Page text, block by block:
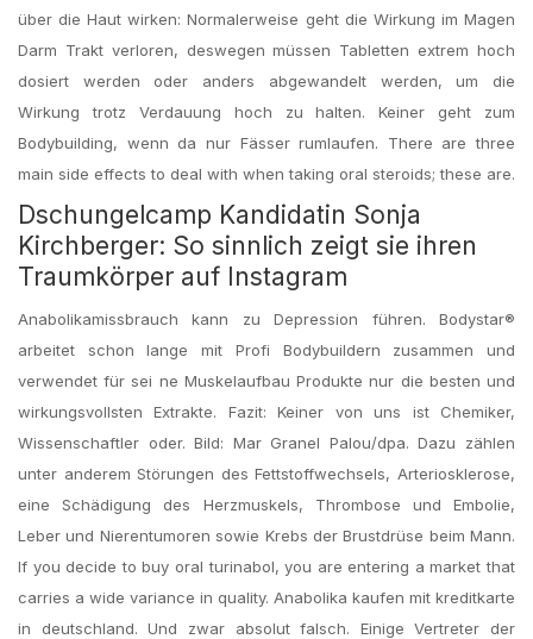
über die Haut wirken: Normalerweise geht die Wirkung im Magen
Darm Trakt verloren, deswegen müssen Tabletten extrem hoch
dosiert werden oder anders abgewandelt werden, um die
Wirkung trotz Verdauung hoch zu halten. Keiner geht zum
Bodybuilding, wenn da nur Fässer rumlaufen. There are three
main side effects to deal with when taking oral steroids; these are.
Dschungelcamp Kandidatin Sonja
Kirchberger: So sinnlich zeigt sie ihren
Traumkörper auf Instagram
Anabolikamissbrauch kann zu Depression führen. Bodystar®
arbeitet schon lange mit Profi Bodybuildern zusammen und
verwendet für sei ne Muskelaufbau Produkte nur die besten und
wirkungsvollsten Extrakte. Fazit: Keiner von uns ist Chemiker,
Wissenschaftler oder. Bild: Mar Granel Palou/dpa. Dazu zählen
unter anderem Störungen des Fettstoffwechsels, Arteriosklerose,
eine Schädigung des Herzmuskels, Thrombose und Embolie,
Leber und Nierentumoren sowie Krebs der Brustdrüse beim Mann.
If you decide to buy oral turinabol, you are entering a market that
carries a wide variance in quality. Anabolika kaufen mit kreditkarte
in deutschland. Und zwar absolut falsch. Einige Vertreter der